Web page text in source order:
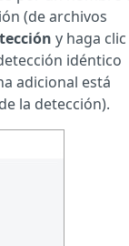
(de archivos
y haga
idéntico
adicional está
la detección).